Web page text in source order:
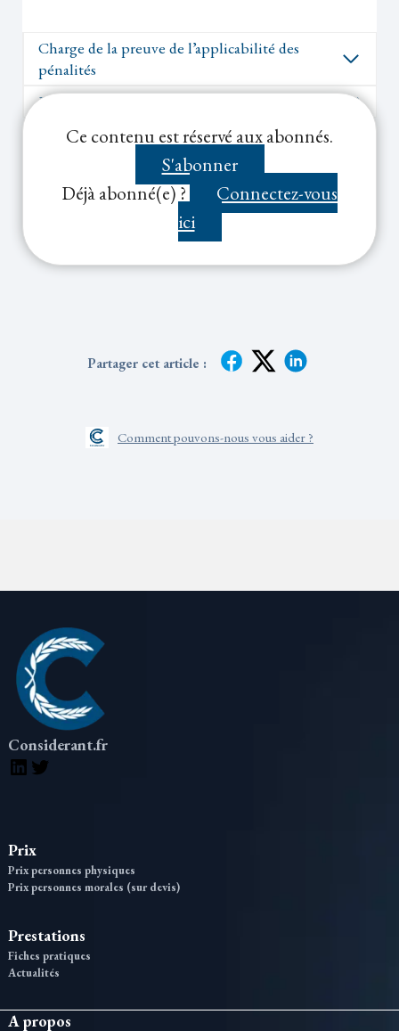
Charge de la preuve de l’applicabilité des
pénalités
Préjudice
Notes de bas de page :
Ce contenu est réservé aux abonnés.
S'abonner
Déjà abonné(e) ?
Connectez-vous
ici
Partager cet article :
Comment pouvons-nous vous aider ?
Considerant.fr
LinkedIn
Twitter
Prix
Prix personnes physiques
Prix personnes morales (sur devis)
Prestations
Fiches pratiques
Actualités
A propos